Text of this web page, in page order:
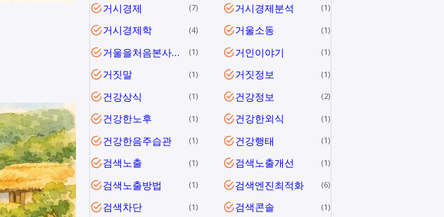
거시경제 7 거시경제분석 1
거시경제학 4 거울소동 1
거울을처음본사람들 1 거인이야기 1
거짓말 1 거짓정보 1
건강상식 1 건강정보 2
건강한노후 1 건강한외식 1
건강한음주습관 1 건강행태 1
검색노출 1 검색노출개선 1
검색노출방법 1 검색엔진최적화 6
검색차단 1 검색콘솔 1